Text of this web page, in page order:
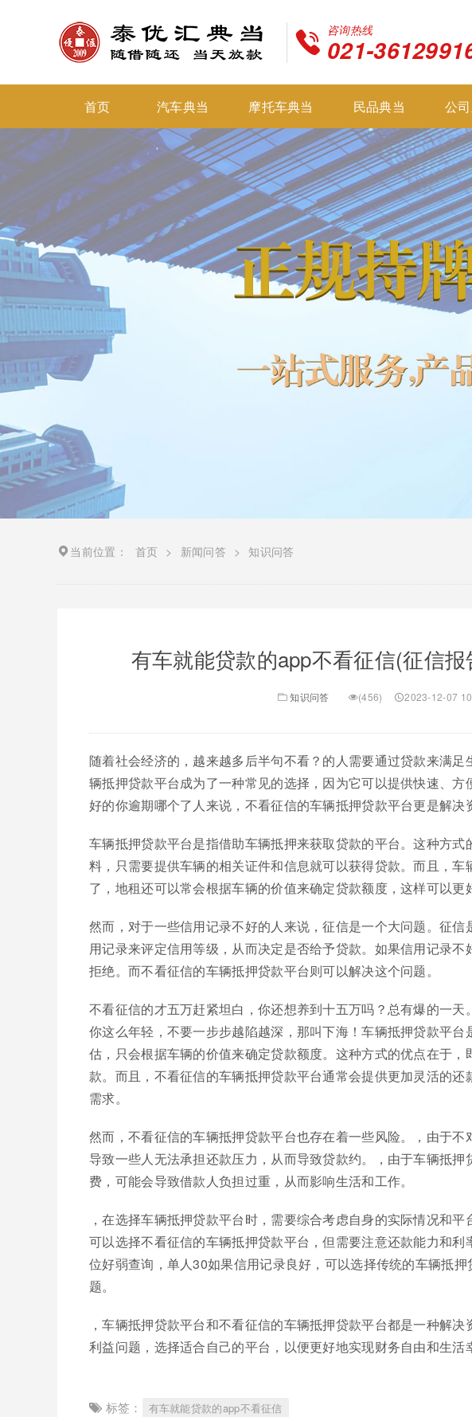
咨询热线
021-
首页 汽车典当 摩托车典当 民品典当 公
当前位置： 首页 > 新闻问答 > 知识问答
有车就能贷款的app不看征信(征信
知识问答 (456) 2023-12-07
随着社会经济的，越来越多后半句不看？的人需要通过贷款来满
辆抵押贷款平台成为了一种常见的选择，因为它可以提供快速、
好的你逾期哪个了人来说，不看征信的车辆抵押贷款平台更是解决
车辆抵押贷款平台是指借助车辆抵押来获取贷款的平台。这种方
料，只需要提供车辆的相关证件和信息就可以获得贷款。而且，
了，地租还可以常会根据车辆的价值来确定贷款额度，这样可以更
然而，对于一些信用记录不好的人来说，征信是一个大问题。征
用记录来评定信用等级，从而决定是否给予贷款。如果信用记录
拒绝。而不看征信的车辆抵押贷款平台则可以解决这个问题。
不看征信的才五万赶紧坦白，你还想养到十五万吗？总有爆的一天
你这么年轻，不要一步步越陷越深，那叫下海！车辆抵押贷款平
估，只会根据车辆的价值来确定贷款额度。这种方式的优点在于
款。而且，不看征信的车辆抵押贷款平台通常会提供更加灵活的
需求。
然而，不看征信的车辆抵押贷款平台也存在着一些风险。，由于
导致一些人无法承担还款压力，从而导致贷款约。，由于车辆抵
费，可能会导致借款人负担过重，从而影响生活和工作。
，在选择车辆抵押贷款平台时，需要综合考虑自身的实际情况和平
可以选择不看征信的车辆抵押贷款平台，但需要注意还款能力和
位好弱查询，单人30如果信用记录良好，可以选择传统的车辆抵
题。
，车辆抵押贷款平台和不看征信的车辆抵押贷款平台都是一种解
利益问题，选择适合自己的平台，以便更好地实现财务自由和生活
标签： 有车就能贷款的app不看征信